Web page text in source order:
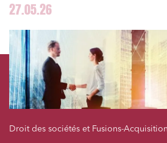
27.05.26
Droit des sociétés et Fusions-